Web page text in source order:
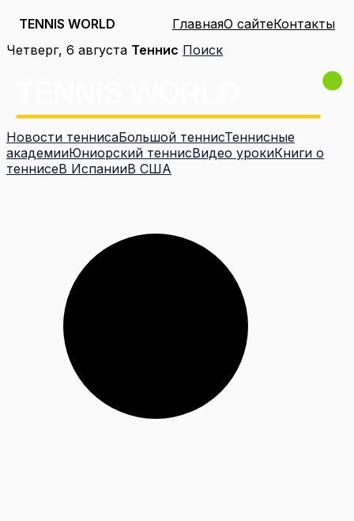
TENNIS WORLD ГлавнаяО сайтеКонтакты
Перейти
Четверг, 6 августа Теннис Поиск
Новости теннисаБольшой теннисТеннисные
академииЮниорский теннисВидео урокиКниги о
теннисеВ ИспанииВ США